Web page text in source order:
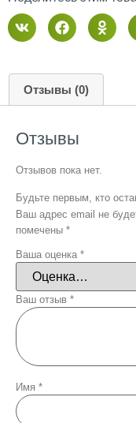
Отзывы (0)
Отзывы
Отзывов пока нет.
Будьте первым, кто
Ваш адрес email не
помечены *
Ваша оценка *
Ваш отзыв *
Имя *